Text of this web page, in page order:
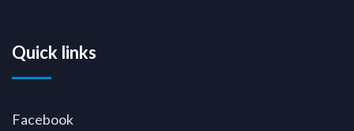
Quick links
Facebook